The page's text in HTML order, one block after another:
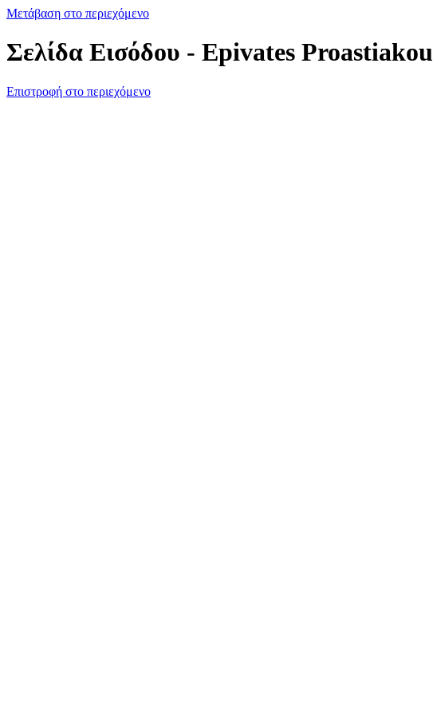
Μετάβαση στο περιεχόμενο
Σελίδα Εισόδου - Epivates Proastiakou
Επιστροφή στο περιεχόμενο